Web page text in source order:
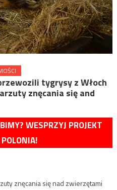
tygrysy z Włoch
znęcania się and
WESPRZYJ PROJEKT
znęcania się nad zwierzętami